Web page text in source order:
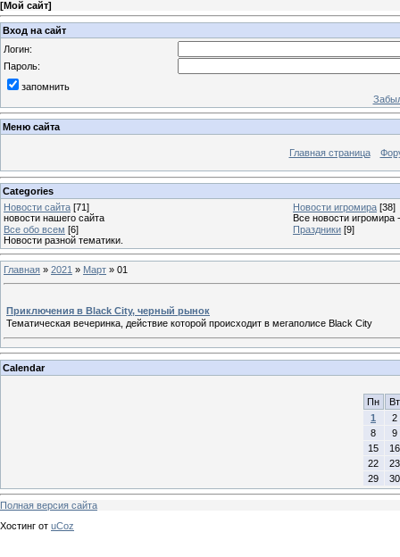
[Мой сайт]
Вход на сайт
Логин:
Пароль:
запомнить
Меню сайта
Главная страница
Categories
Новости сайта [71]
новости нашего сайта
Новости игромира [38]
Все новости игромира
Все обо всем [6]
Новости разной тематики.
Праздники [9]
Главная » 2021 » Март » 01
Приключения в Black City, черный рынок
Тематическая вечеринка, действие которой происходит в мегаполисе Black City
Calendar
Пн
Вт
1
2
8
9
15
16
22
23
29
30
Полная версия сайта
Хостинг от uCoz